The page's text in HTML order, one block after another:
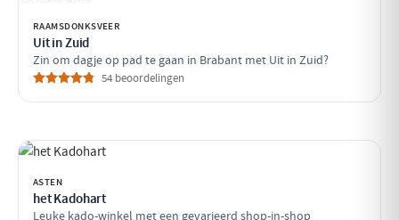
RAAMSDONKSVEER
Uit in Zuid
Zin om dagje op pad te gaan in Brabant met Uit in Zuid?
54 beoordelingen
ASTEN
het Kadohart
Leuke kado-winkel met een gevarieerd shop-in-shop